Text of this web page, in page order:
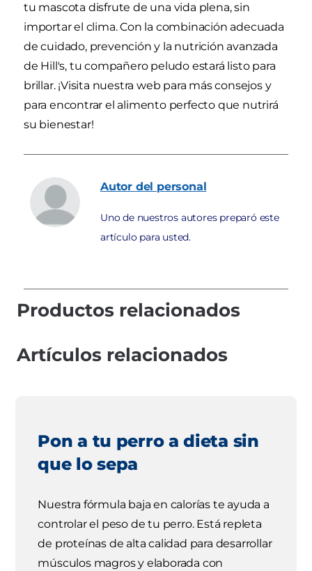
tu mascota disfrute de una vida plena, sin
importar el clima. Con la combinación adecuada
de cuidado, prevención y la nutrición avanzada
de Hill's, tu compañero peludo estará listo para
brillar. ¡Visita nuestra web para más consejos y
para encontrar el alimento perfecto que nutrirá
su bienestar!
Autor del personal
Uno de nuestros autores preparó este
artículo para usted.
Productos relacionados
Artículos relacionados
Pon a tu perro a dieta sin
que lo sepa
Nuestra fórmula baja en calorías te ayuda a
controlar el peso de tu perro. Está repleta
de proteínas de alta calidad para desarrollar
músculos magros y elaborada con